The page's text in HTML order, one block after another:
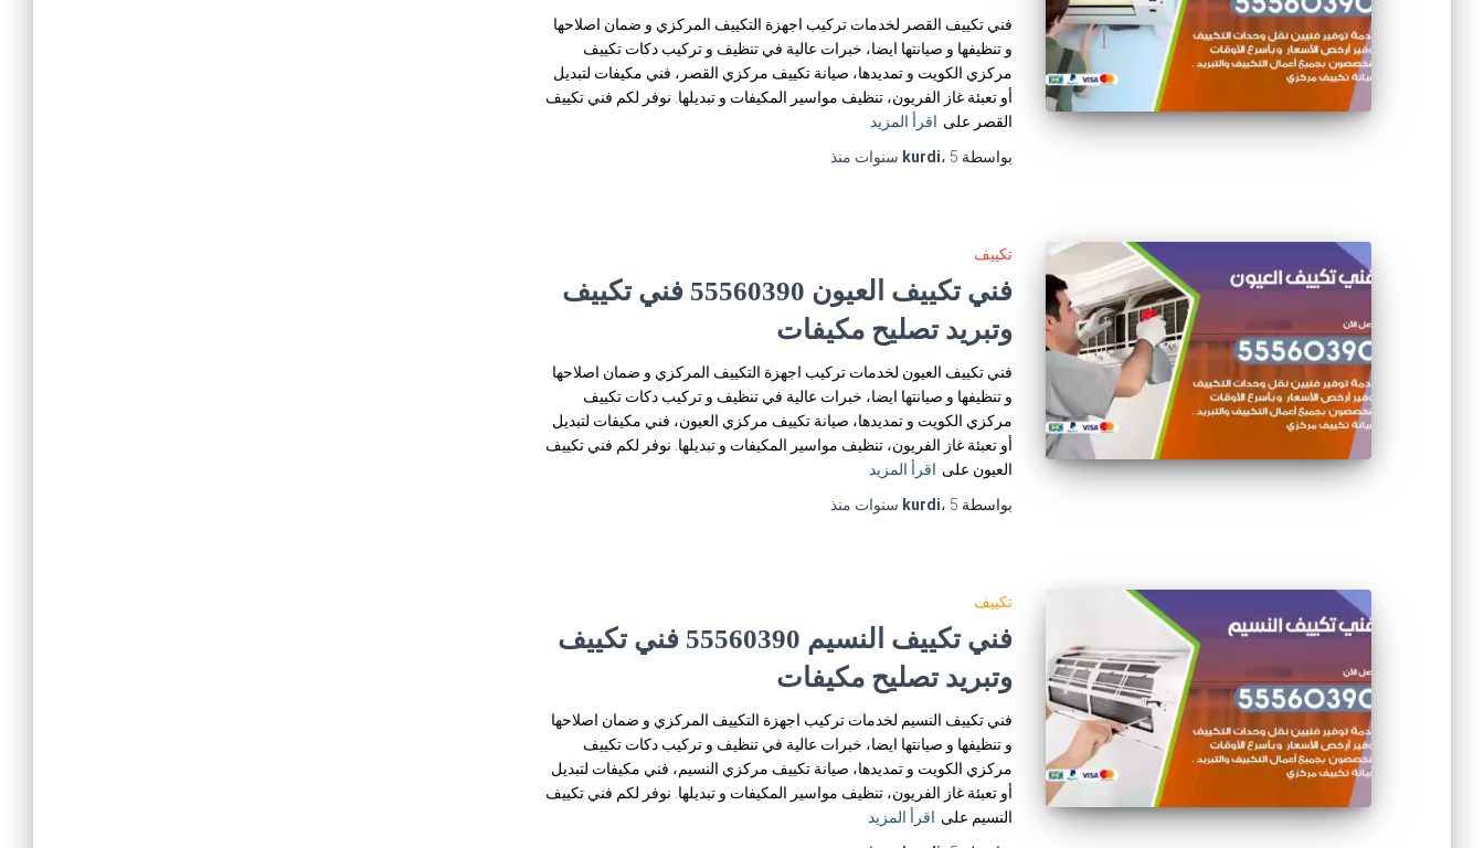
فني تكييف القصر لخدمات تركيب اجهزة التكييف المركزي و ضمان اصلاحها
و تنظيفها و صيانتها ايضا، خبرات عالية في تنظيف و تركيب دكات تكييف
مركزي الكويت و تمديدها، صيانة تكييف مركزي القصر، فني مكيفات لتبديل
أو تعبئة غاز الفريون، تنظيف مواسير المكيفات و تبديلها. نوفر لكم فني تكييف
القصر على اقرأ المزيد
بواسطة
kurdi، 5 سنوات منذ
تكييف
فني تكييف العيون 55560390 فني تكييف
وتبريد تصليح مكيفات
فني تكييف العيون لخدمات تركيب اجهزة التكييف المركزي و ضمان اصلاحها
و تنظيفها و صيانتها ايضا، خبرات عالية في تنظيف و تركيب دكات تكييف
مركزي الكويت و تمديدها، صيانة تكييف مركزي العيون، فني مكيفات لتبديل
أو تعبئة غاز الفريون، تنظيف مواسير المكيفات و تبديلها. نوفر لكم فني تكييف
العيون على اقرأ المزيد
بواسطة
kurdi، 5 سنوات منذ
تكييف
فني تكييف النسيم 55560390 فني تكييف
وتبريد تصليح مكيفات
فني تكييف النسيم لخدمات تركيب اجهزة التكييف المركزي و ضمان اصلاحها
و تنظيفها و صيانتها ايضا، خبرات عالية في تنظيف و تركيب دكات تكييف
مركزي الكويت و تمديدها، صيانة تكييف مركزي النسيم، فني مكيفات لتبديل
أو تعبئة غاز الفريون، تنظيف مواسير المكيفات و تبديلها. نوفر لكم فني تكييف
النسيم على اقرأ المزيد